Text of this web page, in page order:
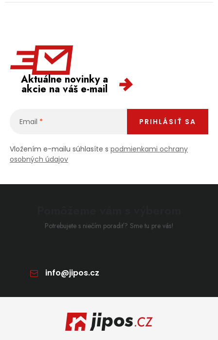
Aktuálne novinky a
akcie na váš e-mail
Email
Vložením e-mailu súhlasíte s podmienkami ochrany
osobných údajov
PRIHLÁSIŤ SA
Potrebujete s niečím poradiť? Sme tu pre vás!
info@jipos.cz